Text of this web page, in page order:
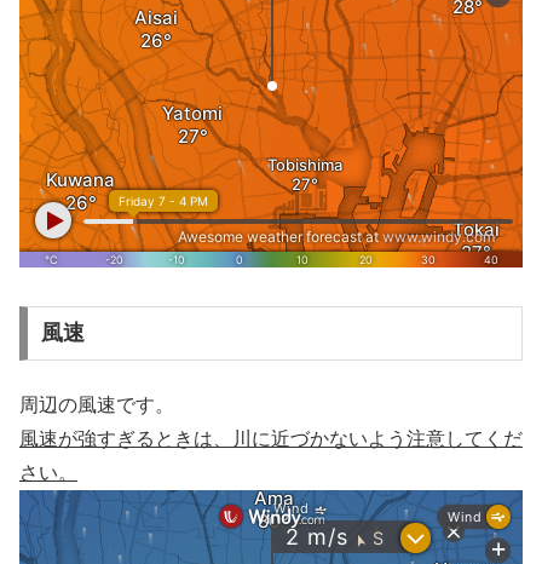
風速
周辺の風速です。
風速が強すぎるときは、川に近づかないよう注意してくだ
さい。